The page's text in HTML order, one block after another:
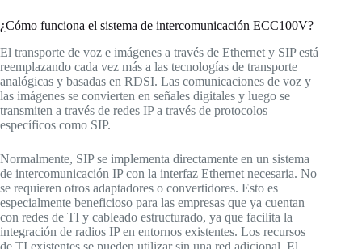
¿Cómo funciona el sistema de intercomunicación ECC100V?
El transporte de voz e imágenes a través de Ethernet y SIP está
reemplazando cada vez más a las tecnologías de transporte
analógicas y basadas en RDSI. Las comunicaciones de voz y
las imágenes se convierten en señales digitales y luego se
transmiten a través de redes IP a través de protocolos
específicos como SIP.
Normalmente, SIP se implementa directamente en un sistema
de intercomunicación IP con la interfaz Ethernet necesaria. No
se requieren otros adaptadores o convertidores. Esto es
especialmente beneficioso para las empresas que ya cuentan
con redes de TI y cableado estructurado, ya que facilita la
integración de radios IP en entornos existentes. Los recursos
de TI existentes se pueden utilizar sin una red adicional. El